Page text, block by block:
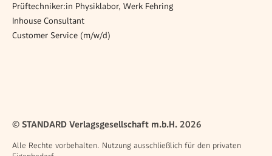
Prüftechniker:in Physiklabor, Werk Fehring
Inhouse Consultant
Customer Service (m/w/d)
© STANDARD Verlagsgesellschaft m.b.H. 2026
Alle Rechte vorbehalten. Nutzung ausschließlich für den privaten